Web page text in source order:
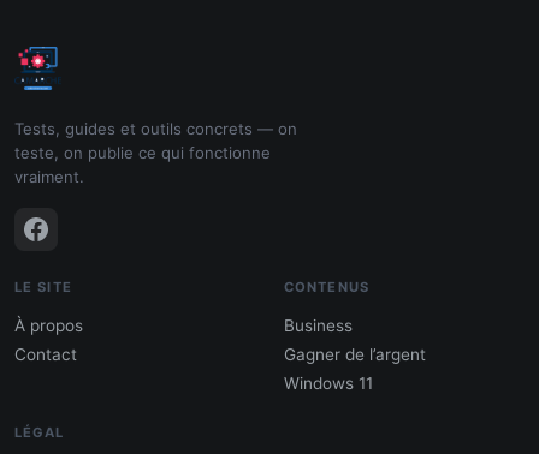
Tests, guides et outils concrets — on
teste, on publie ce qui fonctionne
vraiment.
LE SITE
À propos
Contact
CONTENUS
Business
Gagner de l’argent
Windows 11
LÉGAL